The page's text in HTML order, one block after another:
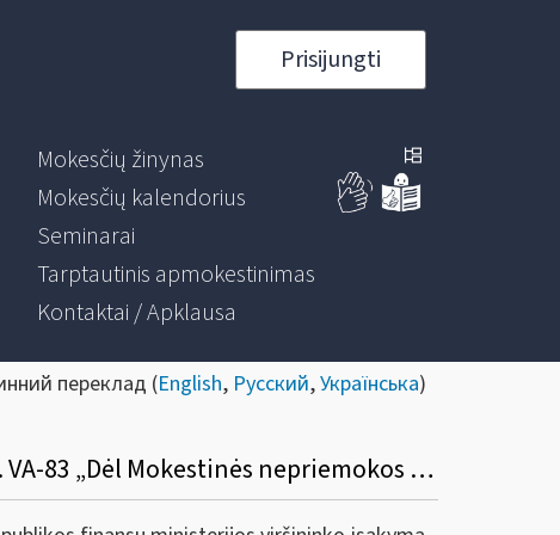
Prisijungti
Mokesčių žinynas
Mokesčių kalendorius
Seminarai
Tarptautinis apmokestinimas
Kontaktai / Apklausa
переклад (English, Русский,Українська)
Informacinis pranešimas „Dėl VMI prie FM viršininko 2024 m. spalio 23 d. įsakymo Nr. VA-83 „Dėl Mokestinės nepriemokos ar baudos už administracinį nusižengimą mokėjimo atidėjimo ir (ar) išdėstymo taisyklių ir formų patvirtinimo“ pakeitimo“